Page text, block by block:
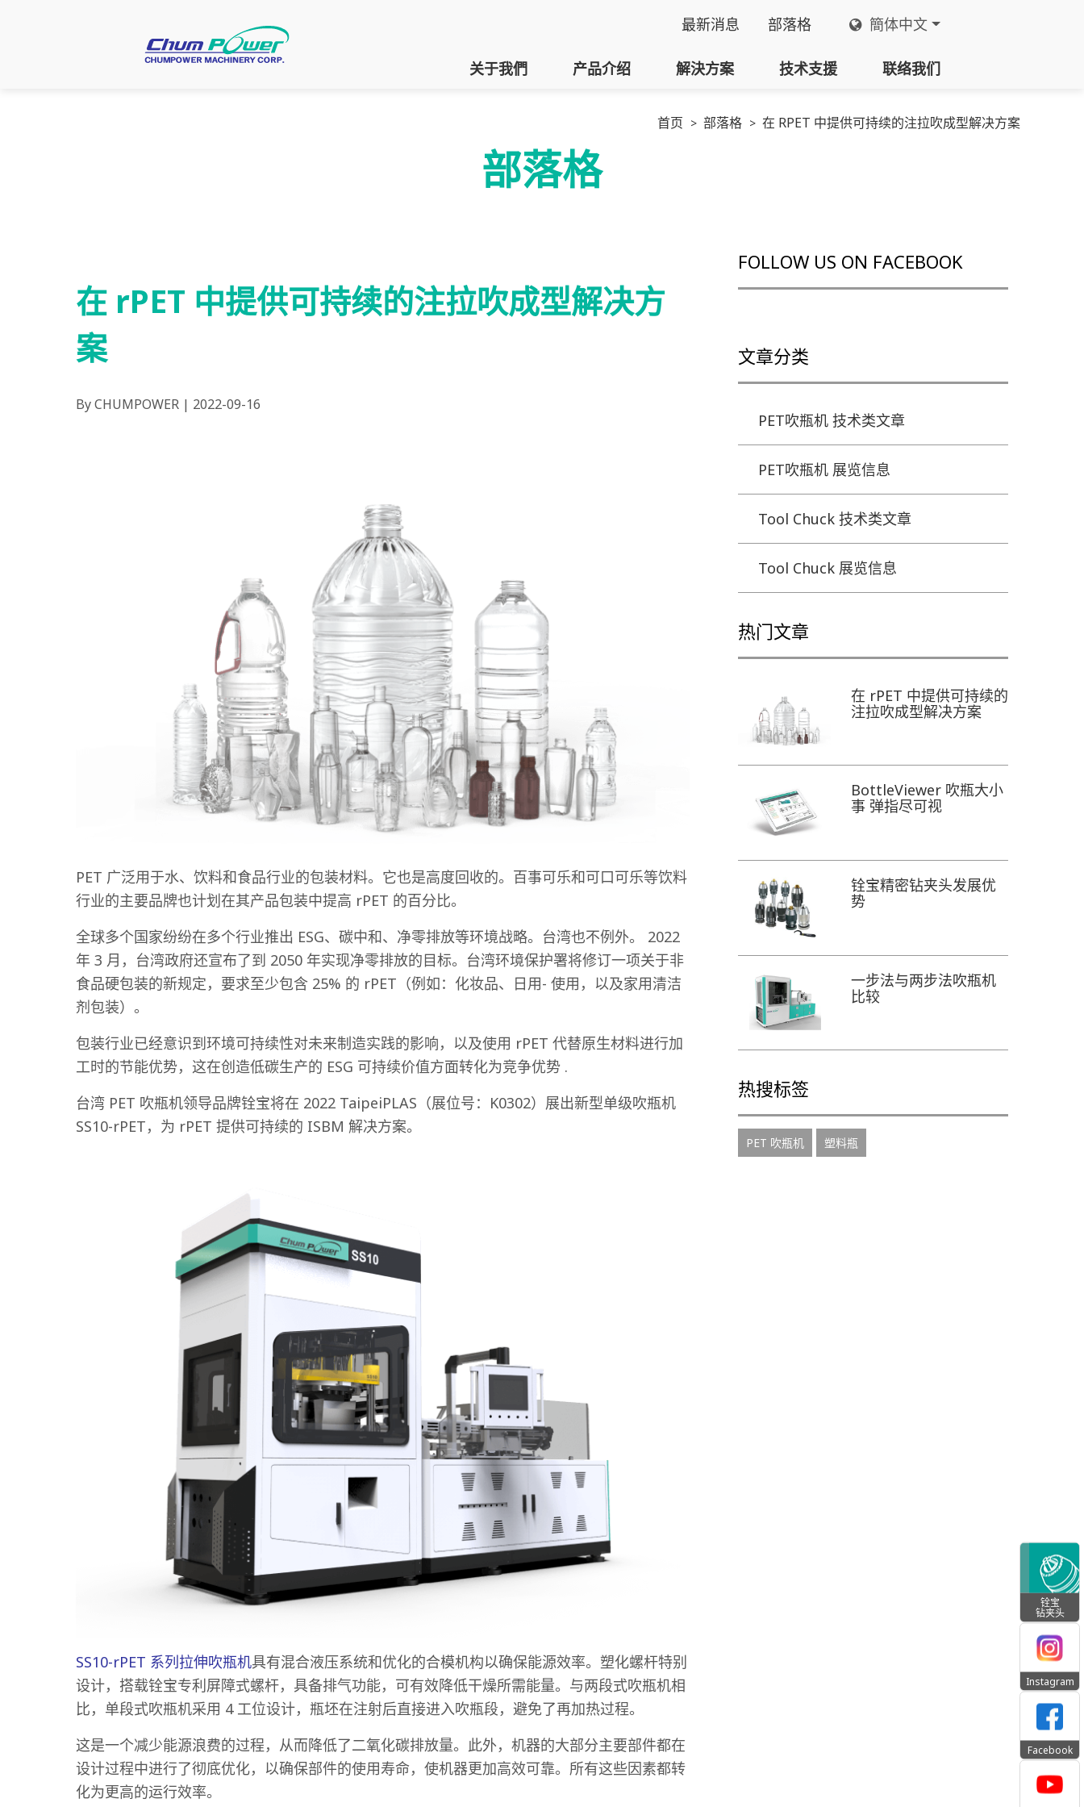
最新消息 部落格 簡体中文
关于我們 产品介绍 解決方案 技术支援 联络我们
铨宝
钻夹头
Instagram
Facebook
首页 部落格 在 RPET 中提供可持续的注拉吹成型解决方案
部落格
在 rPET 中提供可持续的注拉吹成型解决方
案
By CHUMPOWER | 2022-09-16
PET 广泛用于水、饮料和食品行业的包装材料。它也是高度回收的。百事可乐和可口可乐等饮料
行业的主要品牌也计划在其产品包装中提高 rPET 的百分比。
全球多个国家纷纷在多个行业推出 ESG、碳中和、净零排放等环境战略。台湾也不例外。 2022
年 3 月，台湾政府还宣布了到 2050 年实现净零排放的目标。台湾环境保护署将修订一项关于非
食品硬包装的新规定，要求至少包含 25% 的 rPET（例如：化妆品、日用- 使用，以及家用清洁
剂包装）。
包装行业已经意识到环境可持续性对未来制造实践的影响，以及使用 rPET 代替原生材料进行加
工时的节能优势，这在创造低碳生产的 ESG 可持续价值方面转化为竞争优势 .
台湾 PET 吹瓶机领导品牌铨宝将在 2022 TaipeiPLAS（展位号：K0302）展出新型单级吹瓶机
SS10-rPET，为 rPET 提供可持续的 ISBM 解决方案。
SS10-rPET 系列拉伸吹瓶机具有混合液压系统和优化的合模机构以确保能源效率。塑化螺杆特别
设计，搭载铨宝专利屏障式螺杆，具备排气功能，可有效降低干燥所需能量。与两段式吹瓶机相
比，单段式吹瓶机采用 4 工位设计，瓶坯在注射后直接进入吹瓶段，避免了再加热过程。
这是一个减少能源浪费的过程，从而降低了二氧化碳排放量。此外，机器的大部分主要部件都在
设计过程中进行了彻底优化，以确保部件的使用寿命，使机器更加高效可靠。所有这些因素都转
化为更高的运行效率。
FOLLOW US ON FACEBOOK
文章分类
PET吹瓶机 技术类文章
PET吹瓶机 展览信息
Tool Chuck 技术类文章
Tool Chuck 展览信息
热门文章
在 rPET 中提供可持续的
注拉吹成型解决方案
BottleViewer 吹瓶大小
事 弹指尽可视
铨宝精密钻夹头发展优
势
一步法与两步法吹瓶机
比较
热搜标签
PET 吹瓶机 塑料瓶